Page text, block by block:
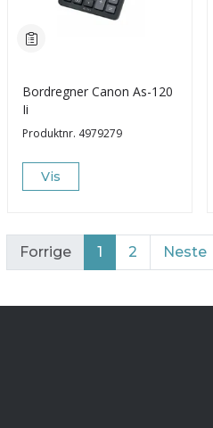
Bordregner Canon As-120
Ii
Produktnr. 4979279
Vis
Forrige 1 2 Neste